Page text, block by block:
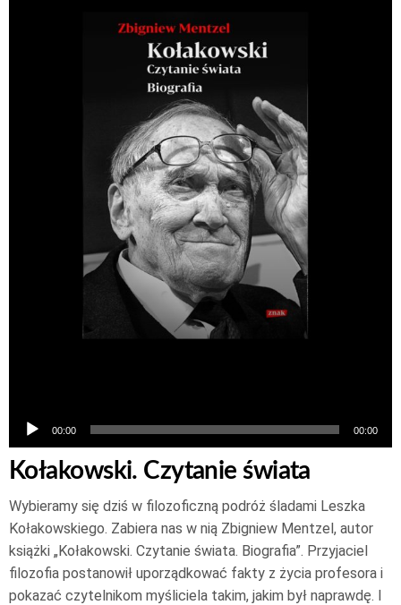
00:00 00:00
Kołakowski. Czytanie świata
Wybieramy się dziś w filozoficzną podróż śladami Leszka
Kołakowskiego. Zabiera nas w nią Zbigniew Mentzel, autor
książki „Kołakowski. Czytanie świata. Biografia”. Przyjaciel
filozofia postanowił uporządkować fakty z życia profesora i
pokazać czytelnikom myśliciela takim, jakim był naprawdę. I